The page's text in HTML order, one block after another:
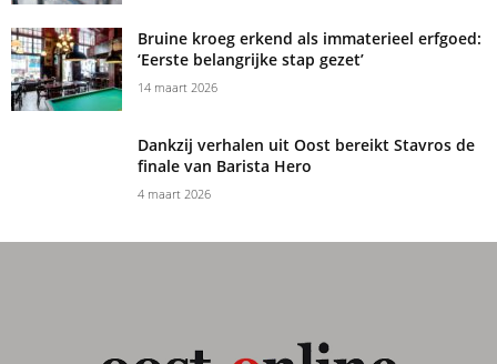
Bruine kroeg erkend als immaterieel erfgoed:
‘Eerste belangrijke stap gezet’
14 maart 2026
Dankzij verhalen uit Oost bereikt Stavros de
finale van Barista Hero
4 maart 2026